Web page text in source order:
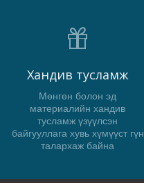
Хандив тусламж
Мөнгөн болон эд
материалийн хандив
тусламж үзүүлсэн
байгууллага хувь хүмүүст гүн
талархаж байна